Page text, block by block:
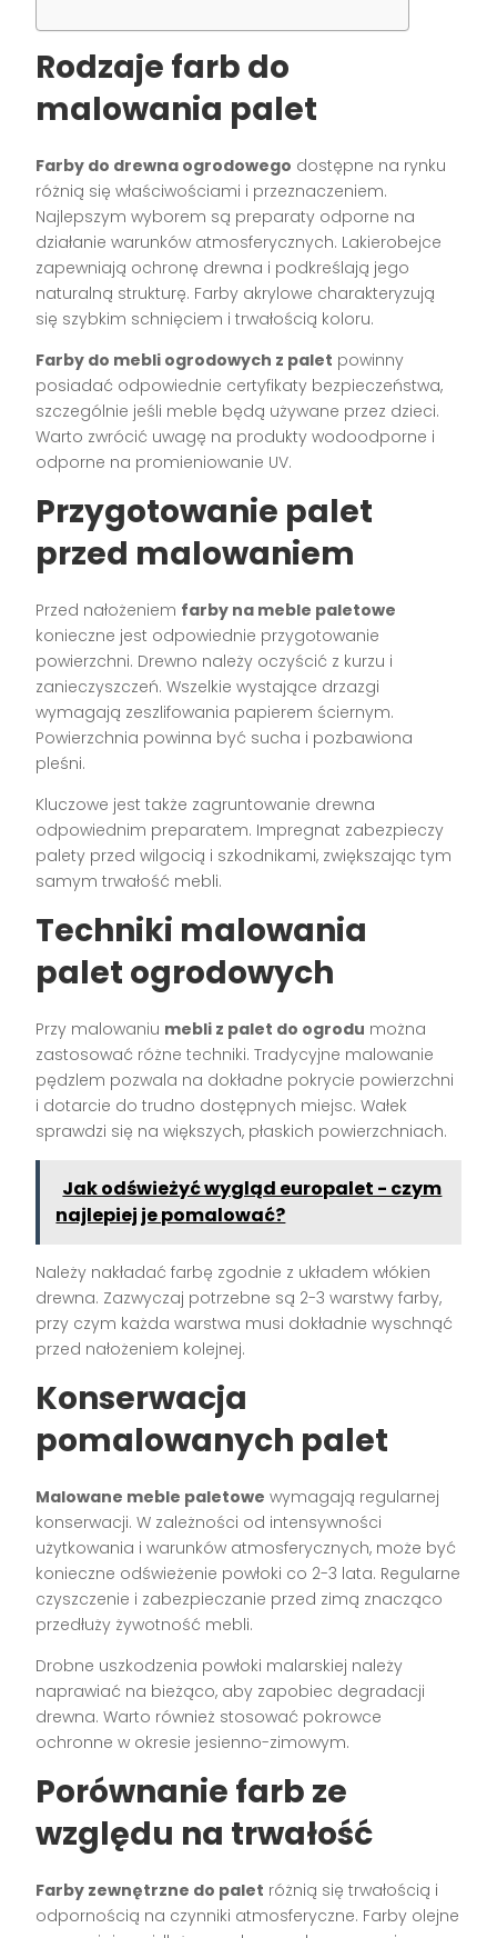
Rodzaje farb do
malowania palet
Farby do drewna ogrodowego dostępne na rynku
różnią się właściwościami i przeznaczeniem.
Najlepszym wyborem są preparaty odporne na
działanie warunków atmosferycznych. Lakierobejce
zapewniają ochronę drewna i podkreślają jego
naturalną strukturę. Farby akrylowe charakteryzują
się szybkim schnięciem i trwałością koloru.
Farby do mebli ogrodowych z palet powinny
posiadać odpowiednie certyfikaty bezpieczeństwa,
szczególnie jeśli meble będą używane przez dzieci.
Warto zwrócić uwagę na produkty wodoodporne i
odporne na promieniowanie UV.
Przygotowanie palet
przed malowaniem
Przed nałożeniem farby na meble paletowe
konieczne jest odpowiednie przygotowanie
powierzchni. Drewno należy oczyścić z kurzu i
zanieczyszczeń. Wszelkie wystające drzazgi
wymagają zeszlifowania papierem ściernym.
Powierzchnia powinna być sucha i pozbawiona
pleśni.
Kluczowe jest także zagruntowanie drewna
odpowiednim preparatem. Impregnat zabezpieczy
palety przed wilgocią i szkodnikami, zwiększając tym
samym trwałość mebli.
Techniki malowania
palet ogrodowych
Przy malowaniu mebli z palet do ogrodu można
zastosować różne techniki. Tradycyjne malowanie
pędzlem pozwala na dokładne pokrycie powierzchni
i dotarcie do trudno dostępnych miejsc. Wałek
sprawdzi się na większych, płaskich powierzchniach.
Jak odświeżyć wygląd europalet - czym
najlepiej je pomalować?
Należy nakładać farbę zgodnie z układem włókien
drewna. Zazwyczaj potrzebne są 2-3 warstwy farby,
przy czym każda warstwa musi dokładnie wyschnąć
przed nałożeniem kolejnej.
Konserwacja
pomalowanych palet
Malowane meble paletowe wymagają regularnej
konserwacji. W zależności od intensywności
użytkowania i warunków atmosferycznych, może być
konieczne odświeżenie powłoki co 2-3 lata. Regularne
czyszczenie i zabezpieczanie przed zimą znacząco
przedłuży żywotność mebli.
Drobne uszkodzenia powłoki malarskiej należy
naprawiać na bieżąco, aby zapobiec degradacji
drewna. Warto również stosować pokrowce
ochronne w okresie jesienno-zimowym.
Porównanie farb ze
względu na trwałość
Farby zewnętrzne do palet różnią się trwałością i
odpornością na czynniki atmosferyczne. Farby olejne